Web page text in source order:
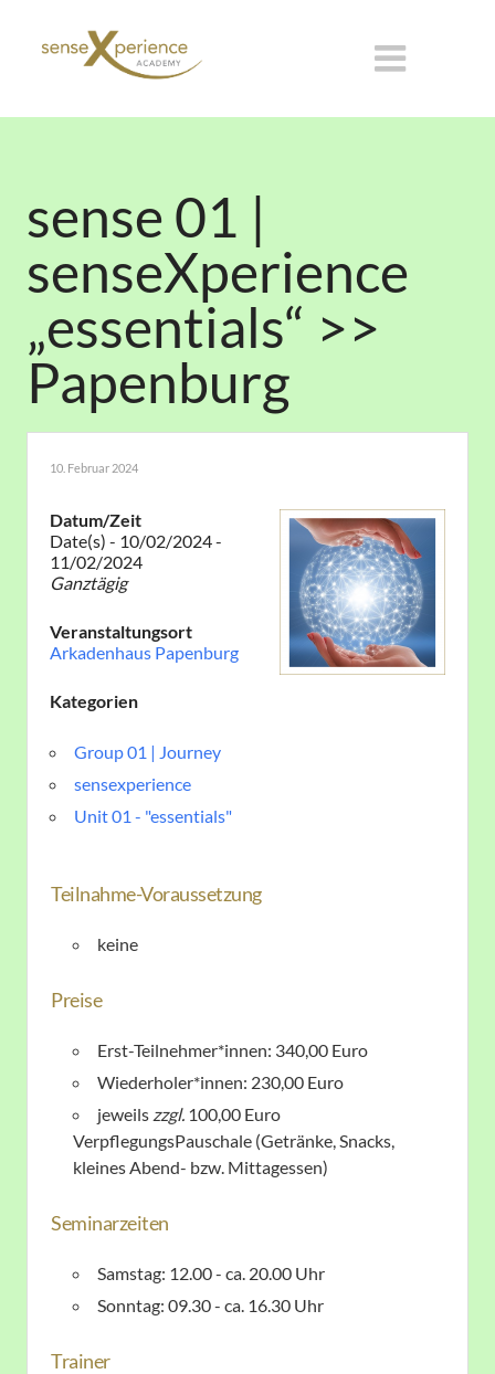
sense 01 |
senseXperience
„essentials“ >>
Papenburg
10. Februar 2024
Datum/Zeit
Date(s) - 10/02/2024 -
11/02/2024
Ganztägig
Veranstaltungsort
Arkadenhaus Papenburg
Kategorien
Group 01 | Journey
sensexperience
Unit 01 - "essentials"
Teilnahme-Voraussetzung
keine
Preise
Erst-Teilnehmer*innen: 340,00 Euro
Wiederholer*innen: 230,00 Euro
jeweils zzgl. 100,00 Euro
VerpflegungsPauschale (Getränke, Snacks,
kleines Abend- bzw. Mittagessen)
Seminarzeiten
Samstag: 12.00 - ca. 20.00 Uhr
Sonntag: 09.30 - ca. 16.30 Uhr
Trainer